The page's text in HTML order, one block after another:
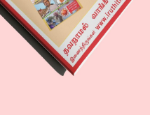
திரைப்படம் அதனை
தான். அனைவரும்